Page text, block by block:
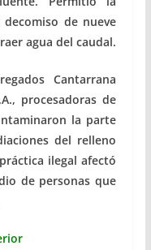
de nueve
agua del caudal.
Cantarrana
procesadoras de
la parte
del relleno
ilegal afectó
de personas que